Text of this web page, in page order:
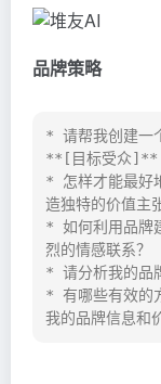
品牌策略
* 请帮我创建一
**[目标受众]**
* 怎样才能最好
造独特的价值主
* 如何利用品牌
烈的情感联系？
* 请分析我的品
* 有哪些有效的
我的品牌信息和